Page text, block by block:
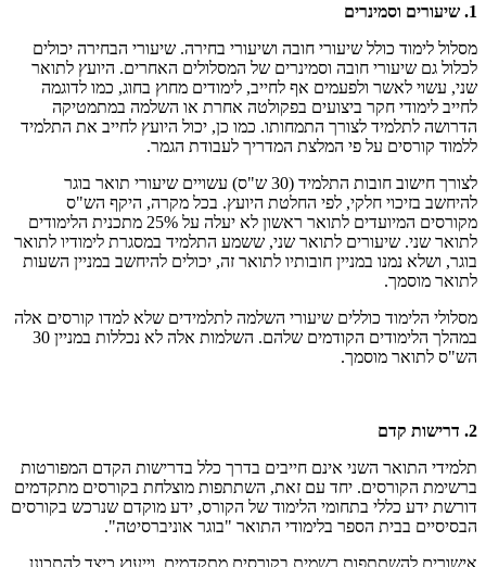
1. שיעורים וסמינרים
מסלול לימוד כולל שיעורי חובה ושיעורי בחירה. שיעורי הבחירה יכולים
לכלול גם שיעורי חובה וסמינרים של המסלולים האחרים. היועץ לתואר
שני, עשוי לאשר ולפעמים אף לחייב, לימודים מחוץ בחוג, כמו לדוגמה
לחייב לימודי חקר ביצועים בפקולטה אחרת או השלמה במתמטיקה
הדרושה לתלמיד לצורך התמחותו. כמו כן, יכול היועץ לחייב את התלמיד
ללמוד קורסים על פי המלצת המדריך לעבודת הגמר.
לצורך חישוב חובות התלמיד (30 ש"ס) עשויים שיעורי תואר בוגר
להיחשב בזיכוי חלקי, לפי החלטת היועץ. בכל מקרה, היקף הש"ס
מקורסים המיועדים לתואר ראשון לא יעלה על 25% מתכנית הלימודים
לתואר שני. שיעורים לתואר שני, ששמע התלמיד במסגרת לימודיו לתואר
בוגר, ושלא נמנו במניין חובותיו לתואר זה, יכולים להיחשב במניין השעות
לתואר מוסמך.
מסלולי הלימוד כוללים שיעורי השלמה לתלמידים שלא למדו קורסים אלה
במהלך הלימודים הקודמים שלהם. השלמות אלה לא נכללות במניין 30
הש"ס לתואר מוסמך.
2. דרישות קדם
תלמידי התואר השני אינם חייבים בדרך כלל בדרישות הקדם המפורטות
ברשימת הקורסים. יחד עם זאת, השתתפות מוצלחת בקורסים מתקדמים
דורשת ידע כללי בתחומי הלימוד של הקורס, ידע מוקדם שנרכש בקורסים
הבסיסיים בבית הספר בלימודי התואר "בוגר אוניברסיטה".
אישורים להשתתפות רשמית בקורסים מתקדמים וייעוץ כיצד להתכונן